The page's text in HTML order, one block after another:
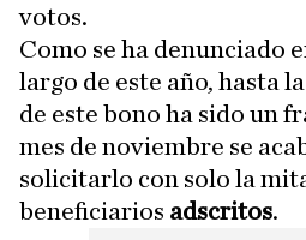
votos.
Como se ha denunciado
largo de este año, hasta
de este bono ha sido un
mes de noviembre se
solicitarlo con solo la
beneficiarios adscritos.